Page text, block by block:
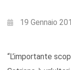
19 Gennaio
“L’importante